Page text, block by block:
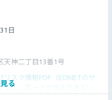
る
日
天神二丁目13番1号
リスク情報PDF（EDINETのサ
ます。万一アクセスできない